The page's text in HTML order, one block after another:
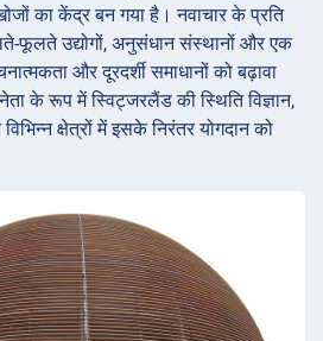
खोजों का केंद्र बन गया है। नवाचार के प्रति
फूलते उद्योगों, अनुसंधान संस्थानों और एक
और दूरदर्शी समाधानों को बढ़ावा
के रूप में स्विट्जरलैंड की स्थिति विज्ञान,
विभिन्न क्षेत्रों में इसके निरंतर योगदान को